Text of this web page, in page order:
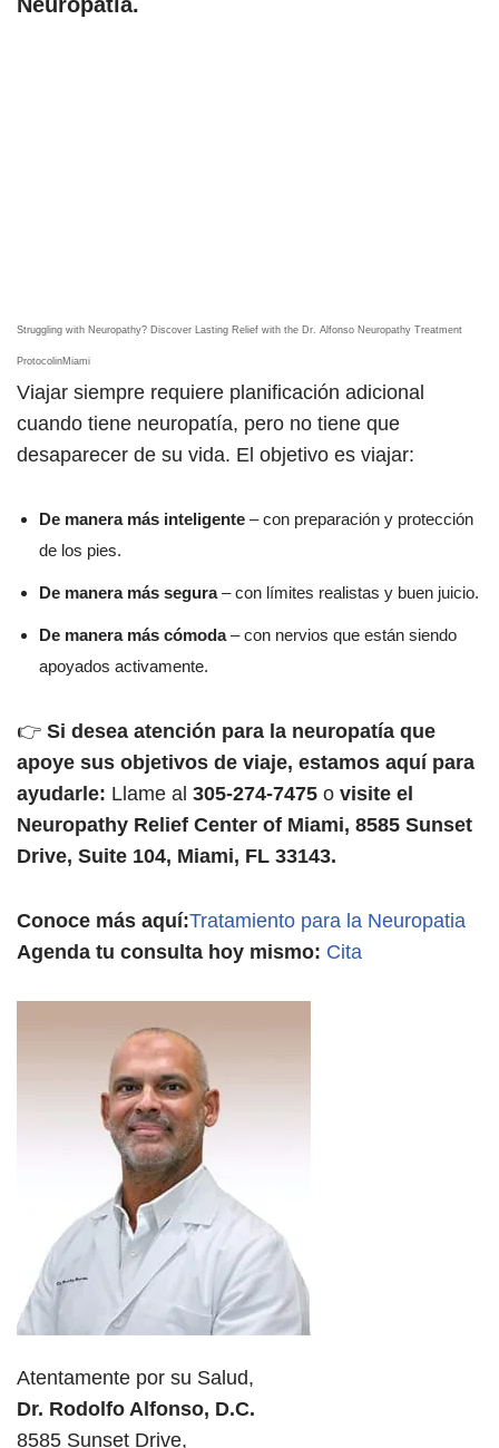
Struggling with Neuropathy? Discover Lasting Relief with the Dr. Alfonso Neuropathy Treatment
ProtocolinMiami
Viajar siempre requiere planificación adicional
cuando tiene neuropatía, pero no tiene que
desaparecer de su vida. El objetivo es viajar:
De manera más inteligente – con preparación y protección
de los pies.
De manera más segura– con límites realistas y buen juicio.
De manera más cómoda– con nervios que están siendo
apoyados activamente.
👉 Si desea atención para la neuropatía que
apoye sus objetivos de viaje, estamos aquí para
ayudarle: Llame al 305-274-7475 o visite el
Neuropathy Relief Center of Miami, 8585 Sunset
Drive, Suite 104, Miami, FL 33143.
Conoce más aquí:Tratamiento para la Neuropatia
Agenda tu consulta hoy mismo: Cita
Atentamente por su Salud,
Dr. Rodolfo Alfonso, D.C.
8585 Sunset Drive,